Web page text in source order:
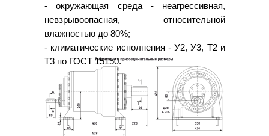
- окружающая среда - неагрессивная,
невзрывоопасная, относительной
влажностью до 80%;
- климатические исполнения - У2, У3, Т2 и
Т3 по ГОСТ 15150.